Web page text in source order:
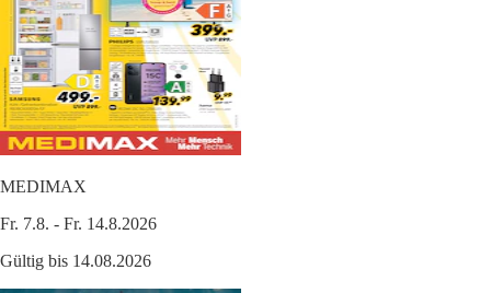
MEDIMAX
Fr. 7.8. - Fr. 14.8.2026
Gültig bis 14.08.2026